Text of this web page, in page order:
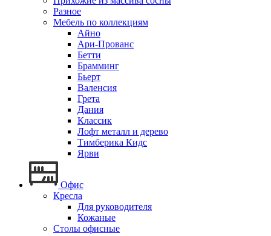
Разное
Мебель по коллекциям
Айно
Ари-Прованс
Бетти
Брамминг
Бьерт
Валенсия
Грета
Дания
Классик
Лофт металл и дерево
Тимберика Кидс
Ярви
Офис
Кресла
Для руководителя
Кожаные
Столы офисные